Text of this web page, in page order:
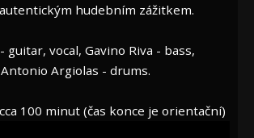
hudebním zážitkem.
guitar, vocal, Gavino Riva - bass,
Argiolas - drums.
100 minut (čas konce je orientační)